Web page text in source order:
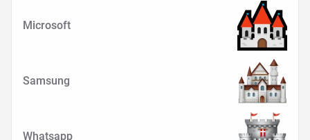
Microsoft
Samsung
Whatsapp